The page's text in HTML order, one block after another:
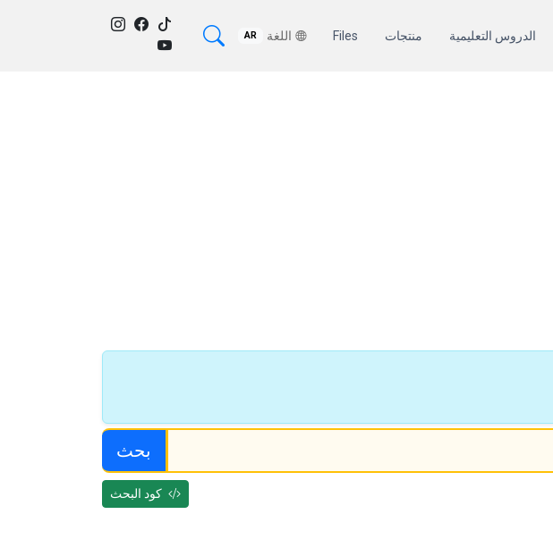
الدروس التعليمية منتجات Files اللغة AR
بحث
كود البحث